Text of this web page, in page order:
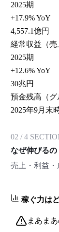
2025期
+17.9% YoY
4,557.1億円
経常収益（売
2025期
+12.6% YoY
30兆円
預金残高（グ
2025年9月末
02 /4
なぜ伸びるの
売上・利益・
稼ぐ力は
まあま